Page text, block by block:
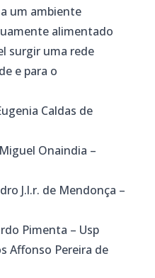
um ambiente
alimentado
surgir uma rede
e para o
Caldas de
Onaindia –
J.l.r. de Mendonça –
Pimenta – Usp
Affonso Pereira de